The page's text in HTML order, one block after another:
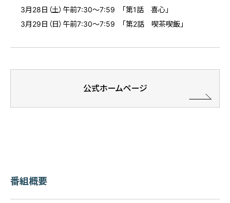
3月28日（土）午前7:30～7:59 「第1話 喜心」
3月29日（日）午前7:30～7:59 「第2話 喫茶喫飯」
公式ホームページ
番組概要